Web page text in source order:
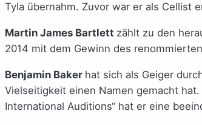
Tyla übernahm. Zuvor war er als Cellist
Martin James Bartlett zählt zu den
2014 mit dem Gewinn des
Benjamin Baker hat sich als Geiger
Vielseitigkeit einen Namen gemacht
International Auditions“ hat er eine